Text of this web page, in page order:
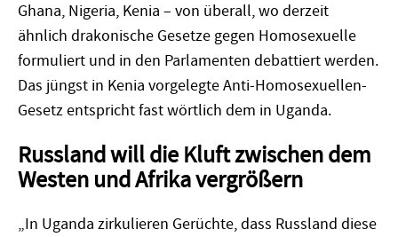
Ghana, Nigeria, Kenia – von überall, wo derzeit
ähnlich drakonische Gesetze gegen Homosexuelle
formuliert und in den Parlamenten debattiert werden.
Das jüngst in Kenia vorgelegte Anti-Homosexuellen-
Gesetz entspricht fast wörtlich dem in Uganda.
Russland will die Kluft zwischen dem
Westen und Afrika vergrößern
„In Uganda zirkulieren Gerüchte, dass Russland diese